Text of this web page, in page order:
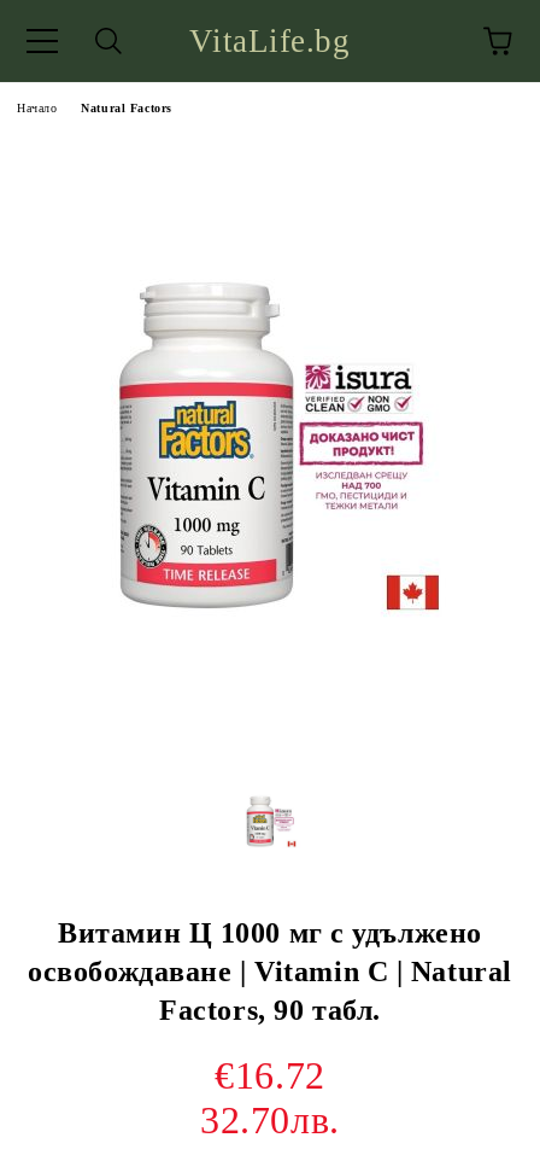
VitaLife.bg
Начало Natural Factors
Витамин Ц 1000 мг с удължено
освобождаване | Vitamin C | Natural
Factors, 90 табл.
€16.72
32.70лв.